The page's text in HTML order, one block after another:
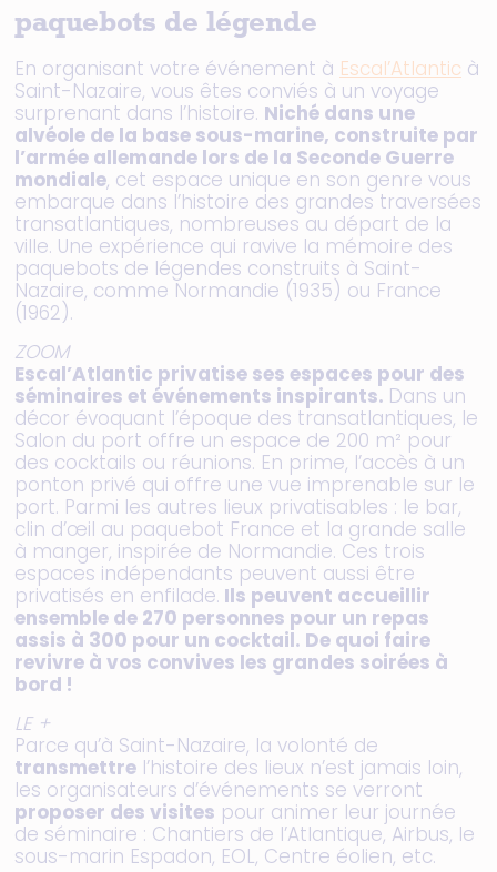
paquebots de légende
En organisant votre événement à Escal’Atlantic à
Saint-Nazaire, vous êtes conviés à un voyage
surprenant dans l’histoire. Niché dans une
alvéole de la base sous-marine, construite par
l’armée allemande lors de la Seconde Guerre
mondiale, cet espace unique en son genre vous
embarque dans l’histoire des grandes traversées
transatlantiques, nombreuses au départ de la
ville. Une expérience qui ravive la mémoire des
paquebots de légendes construits à Saint-
Nazaire, comme Normandie (1935) ou France
(1962).
ZOOM
Escal’Atlantic privatise ses espaces pour des
séminaires et événements inspirants. Dans un
décor évoquant l’époque des transatlantiques, le
Salon du port offre un espace de 200 m² pour
des cocktails ou réunions. En prime, l’accès à un
ponton privé qui offre une vue imprenable sur le
port. Parmi les autres lieux privatisables : le bar,
clin d’œil au paquebot France et la grande salle
à manger, inspirée de Normandie. Ces trois
espaces indépendants peuvent aussi être
privatisés en enfilade. Ils peuvent accueillir
ensemble de 270 personnes pour un repas
assis à 300 pour un cocktail. De quoi faire
revivre à vos convives les grandes soirées à
bord !
LE +
Parce qu’à Saint-Nazaire, la volonté de
transmettre l’histoire des lieux n’est jamais loin,
les organisateurs d’événements se verront
proposer des visites pour animer leur journée
de séminaire : Chantiers de l’Atlantique, Airbus, le
sous-marin Espadon, EOL, Centre éolien, etc.